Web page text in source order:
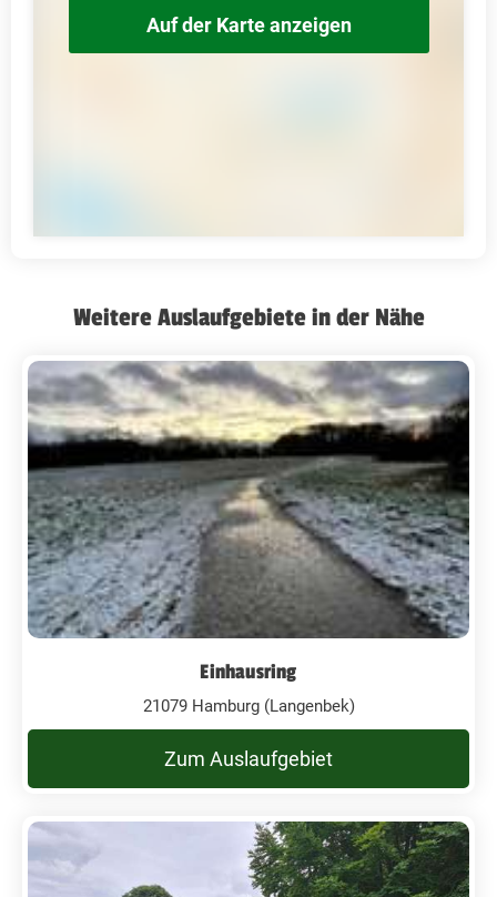
Auf der Karte anzeigen
Weitere Auslaufgebiete in der Nähe
Einhausring
21079 Hamburg (Langenbek)
Zum Auslaufgebiet